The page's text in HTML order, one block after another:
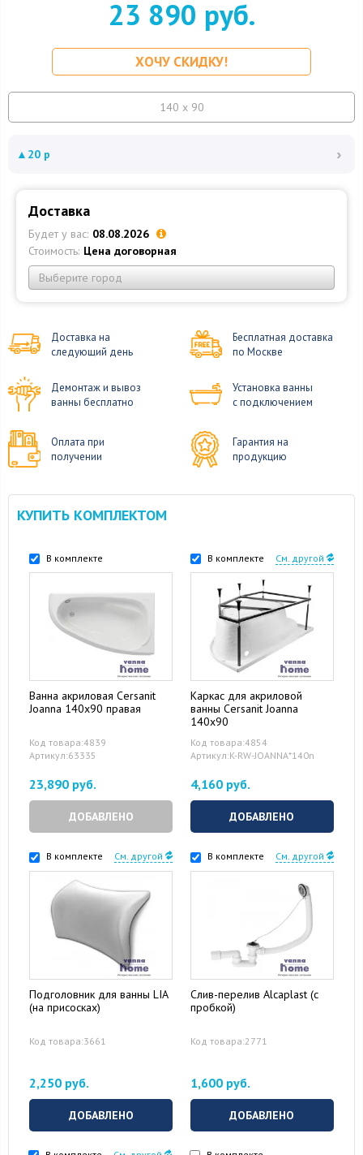
23 890 руб.
ХОЧУ СКИДКУ!
140 x 90
▲ 20 р ›
Доставка
Будет у вас: 08.08.2026
Стоимость: Цена договорная
Выберите город
Доставка на
следующий день
Бесплатная доставка
по Москве
Демонтаж и вывоз
ванны бесплатно
Установка ванны
с подключением
Оплата при
получении
Гарантия на
продукцию
КУПИТЬ КОМПЛЕКТОМ
В комплекте
Ванна акриловая Cersanit
Joanna 140x90 правая
Код товара:4839
Артикул:63335
23,890 руб.
ДОБАВЛЕНО
В комплекте См. другой
Каркас для акриловой
ванны Cersanit Joanna
140x90
Код товара:4854
Артикул:K-RW-JOANNA*140n
4,160 руб.
ДОБАВЛЕНО
В комплекте См. другой
Подголовник для ванны LIA
(на присосках)
Код товара:3661
2,250 руб.
ДОБАВЛЕНО
В комплекте См. другой
Слив-перелив Alcaplast (с
пробкой)
Код товара:2771
1,600 руб.
ДОБАВЛЕНО